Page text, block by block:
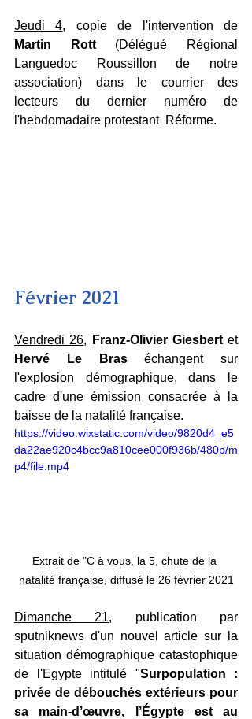
Jeudi 4
Martin Rott (Délégué Régional
Languedoc Roussillon de notre
association) dans le courrier des
lecteurs du dernier numéro de
l'hebdomadaire protestant  Réforme.
Février 2021
Vendredi 26, Franz-Olivier Giesbert
et
Hervé Le Bras échangent sur
l'explosion démographique, dans le
cadre d'une émission consacrée à la
baisse de la natalité française.
https://video.wixstatic.com/video/9820d4_e5
da22ae920c4bcc9a810cee000f936b/480p/m
p4/file.mp4
Extrait de "C à vous, la 5, chute de la
natalité française, diffusé le 26 février 2021
Dimanche 21, publication par
sputniknews d'un nouvel article sur la
situation démographique catastophique
de l'Egypte intitulé "Surpopulation :
privée de débouchés extérieurs pour
sa main-d’œuvre, l’Égypte est au